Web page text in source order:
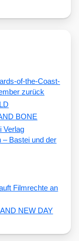
of-the-Coast-
zurück
BONE
– Bastei und der
Filmrechte an
NEW DAY